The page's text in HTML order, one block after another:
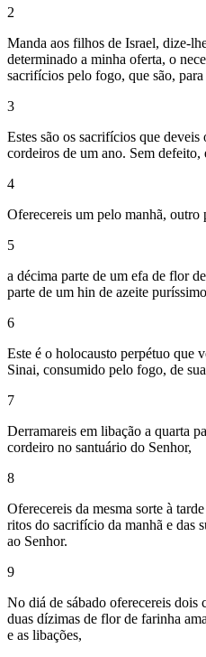
2
Manda aos filhos de Israel, dize-
determinado a minha oferta, o
sacrifícios pelo fogo, que são,
3
Estes são os sacrifícios que
cordeiros de um ano. Sem defeito,
4
Oferecereis um pelo manhã, outro
5
a décima parte de um efa de flor
parte de um hin de azeite
6
Este é o holocausto perpétuo que
Sinai, consumido pelo fogo, de
7
Derramareis em libação a quarta
cordeiro no santuário do Senhor,
8
Oferecereis da mesma sorte à
ritos do sacrifício da manhã e das
ao Senhor.
9
No diá de sábado oferecereis dois
duas dízimas de flor de farinha
e as libações,